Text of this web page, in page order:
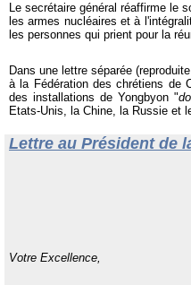
Le secrétaire général réaffirme le
les armes nucléaires et à
les personnes qui prient pour la
Dans une lettre séparée
à la Fédération des chrétiens de
des installations de Yongbyon "
Etats-Unis, la Chine, la Russie et
Lettre au Président de
Votre Excellence,